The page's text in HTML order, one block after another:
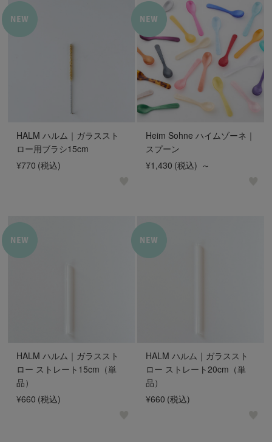
HALM ハルム｜ガラススト
ロー用ブラシ15cm
¥770 (税込)
Heim Sohne ハイムゾーネ｜
スプーン
¥1,430 (税込) ～
HALM ハルム｜ガラススト
ロー ストレート15cm（単
品）
¥660 (税込)
HALM ハルム｜ガラススト
ロー ストレート20cm（単
品）
¥660 (税込)